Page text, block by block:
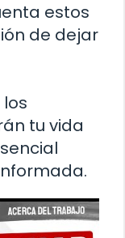
estos
de dejar
tu vida